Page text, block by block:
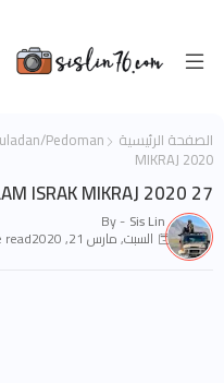
الصفحة الرئيسية Pedoman
MIKRAJ 2020
27 REJAB 1441H - SALAM ISRAK MIKRAJ 2020
By - Sis Lin
السبت, مارس 21, 2020